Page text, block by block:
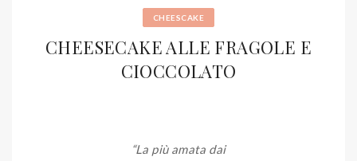
CHEESCAKE
CHEESECAKE ALLE FRAGOLE E
CIOCCOLATO
“La più amata dai